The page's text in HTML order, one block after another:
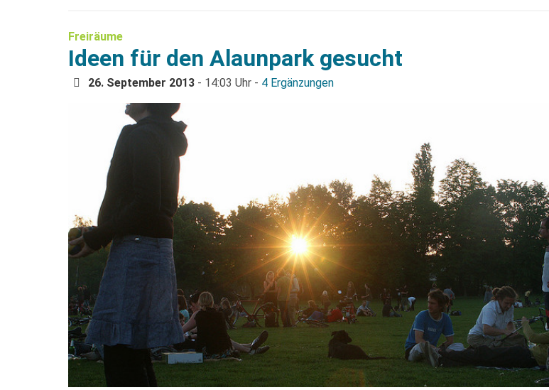
Freiräume
Ideen für den Alaunpark gesucht
26. September 2013 - 14:03 Uhr - 4 Ergänzungen